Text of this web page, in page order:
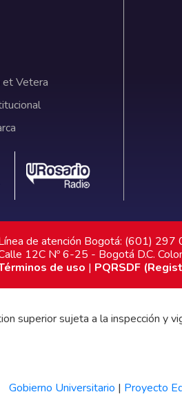
et Vetera
de atención Bogotá: (601) 297
12C Nº 6-25 - Bogotá D.C.
de uso | PQRSDF
superior sujeta a la inspección y
Gobierno Universitario | Proyecto